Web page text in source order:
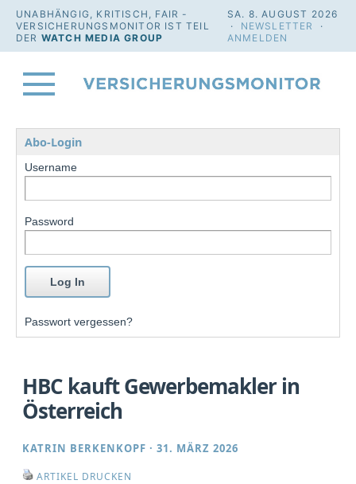
UNABHÄNGIG, KRITISCH, FAIR -
VERSICHERUNGSMONITOR IST TEIL
DER WATCH MEDIA GROUP
SA. 8. AUGUST 2026
· NEWSLETTER
·
ANMELDEN
Abo-Login
Username
Password
Passwort vergessen?
HBC kauft Gewerbemakler in
Österreich
KATRIN BERKENKOPF ·31. MÄRZ 2026
ARTIKEL DRUCKEN